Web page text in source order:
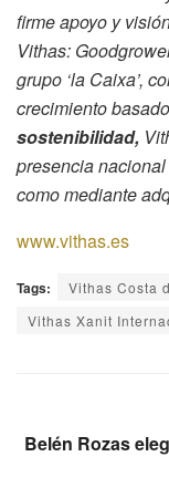
firme apoyo y
Vithas:
grupo ‘la Caixa’,
crecimiento
sostenibilidad,
presencia
como mediante
www.vithas.es
Tags: Vithas Costa
Vithas Xanit
Belén Rozas